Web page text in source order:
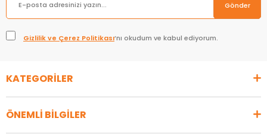
Gönder
Gizlilik ve Çerez Politikası’nı okudum ve kabul ediyorum.
KATEGORİLER
ÖNEMLİ BİLGİLER